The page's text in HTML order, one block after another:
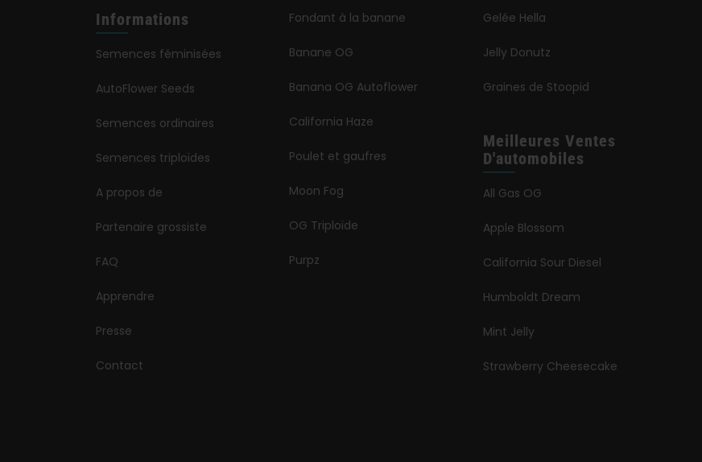
Informations
Semences féminisées
AutoFlower Seeds
Semences ordinaires
Semences triploïdes
A propos de
Partenaire grossiste
FAQ
Apprendre
Presse
Contact
Fondant à la banane
Banane OG
Banana OG Autoflower
California Haze
Poulet et gaufres
Moon Fog
OG Triploïde
Purpz
Gelée Hella
Jelly Donutz
Graines de Stoopid
Meilleures Ventes
D'automobiles
All Gas OG
Apple Blossom
California Sour Diesel
Humboldt Dream
Mint Jelly
Strawberry Cheesecake